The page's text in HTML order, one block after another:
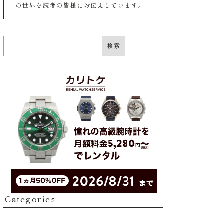
の世界を読者の皆様にお伝えしています。
検索
Categories